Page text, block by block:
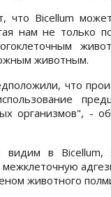
что Bicellum
нам не только
животным.
что
организмов", -
в Bicellum,
животного